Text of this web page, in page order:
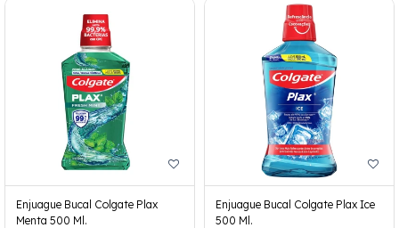
Enjuague Bucal Colgate Plax
Menta 500 Ml.
Enjuague Bucal Colgate Plax Ice
500 Ml.